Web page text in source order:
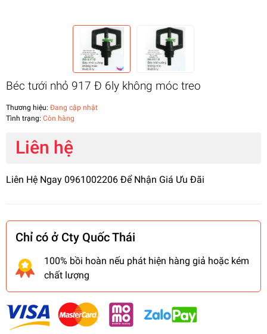
Béc tưới nhỏ 917 Đ 6ly không móc treo
Thương hiệu: Đang cập nhật
Tình trạng: Còn hàng
Liên hệ
Liên Hệ Ngay 0961002206 Để Nhận Giá Ưu Đãi
Chỉ có ở Cty Quốc Thái
100% bồi hoàn nếu phát hiện hàng giả hoặc kém
chất lượng